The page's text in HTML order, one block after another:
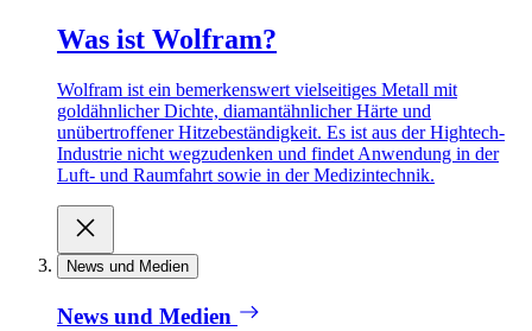
Was ist Wolfram?
Wolfram ist ein bemerkenswert vielseitiges Metall mit
goldähnlicher Dichte, diamantähnlicher Härte und
unübertroffener Hitzebeständigkeit. Es ist aus der Hightech-
Industrie nicht wegzudenken und findet Anwendung in der
Luft- und Raumfahrt sowie in der Medizintechnik.
News und Medien
News und Medien